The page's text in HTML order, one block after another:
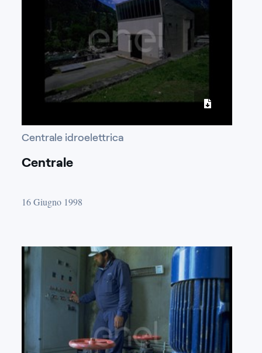
Centrale idroelettrica
Centrale
16 Giugno 1998